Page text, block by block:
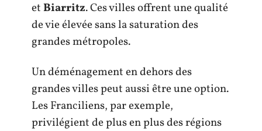
etBiarritz. Ces villes offrent une qualité
de vie élevée sans la saturation des
grandes métropoles.
Un déménagement en dehors des
grandes villes peut aussi être une option.
Les Franciliens, par exemple,
privilégient de plus en plus des régions